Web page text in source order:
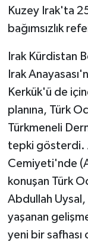
Kuzey Irak'ta
bağımsızlık
Irak Kürdistan
Irak
Kerkük'ü de
planına, Türk
Türkmeneli
tepki gösterdi.
Cemiyeti'nde
konuşan Türk
Abdullah
yaşanan
yeni bir